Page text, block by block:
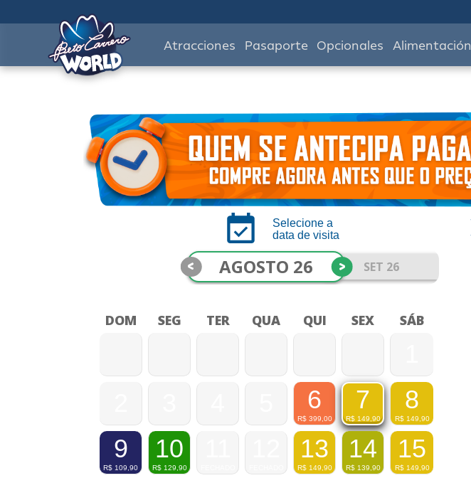
Atracciones Pasaporte Opcionales Alimentación
Selecione a
data de visita
AGOSTO 26 SET 26
< >
DOM SEG TER QUA QUI SEX SÁB
6
R$ 399,00
7
R$ 149,90
8
R$ 149,90
9
R$ 109,90
10
R$ 129,90
13
R$ 149,90
14
R$ 139,90
15
R$ 149,90